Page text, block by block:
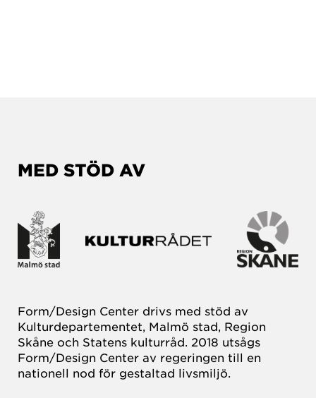
MED STÖD AV
Form/Design Center drivs med stöd av
Kulturdepartementet, Malmö stad, Region
Skåne och Statens kulturråd. 2018 utsågs
Form/Design Center av regeringen till en
nationell nod för gestaltad livsmiljö.